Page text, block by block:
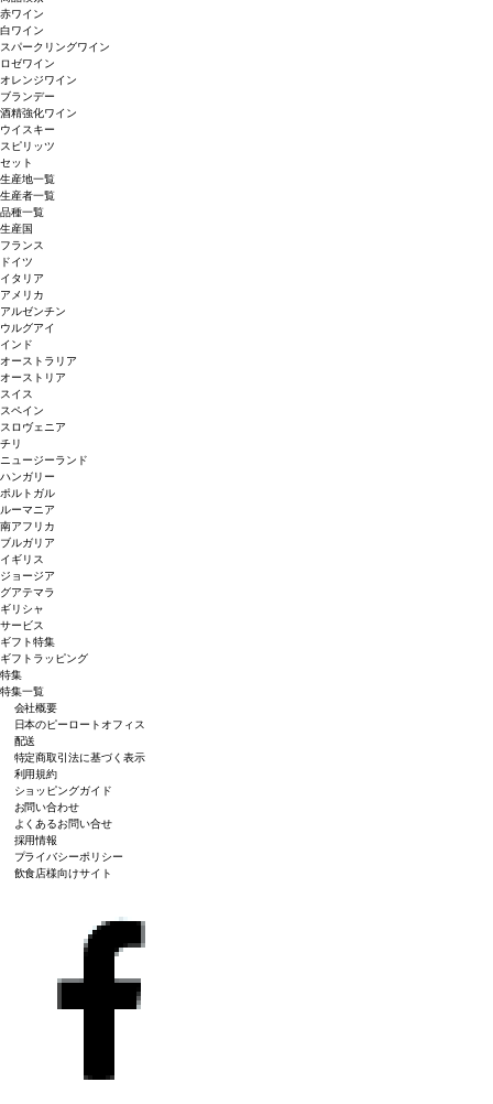
赤ワイン
白ワイン
スパークリングワイン
ロゼワイン
オレンジワイン
ブランデー
酒精強化ワイン
ウイスキー
スピリッツ
セット
生産地一覧
生産者一覧
品種一覧
生産国
フランス
ドイツ
イタリア
アメリカ
アルゼンチン
ウルグアイ
インド
オーストラリア
オーストリア
スイス
スペイン
スロヴェニア
チリ
ニュージーランド
ハンガリー
ポルトガル
ルーマニア
南アフリカ
ブルガリア
イギリス
ジョージア
グアテマラ
ギリシャ
サービス
ギフト特集
ギフトラッピング
特集
特集一覧
会社概要
日本のピーロートオフィス
配送
特定商取引法に基づく表示
利用規約
ショッピングガイド
お問い合わせ
よくあるお問い合せ
採用情報
プライバシーポリシー
飲食店様向けサイト